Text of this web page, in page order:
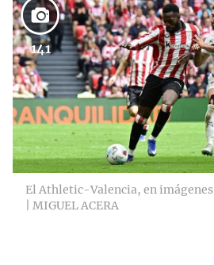
141
El Athletic-Valencia, en imágenes
| MIGUEL ACERA